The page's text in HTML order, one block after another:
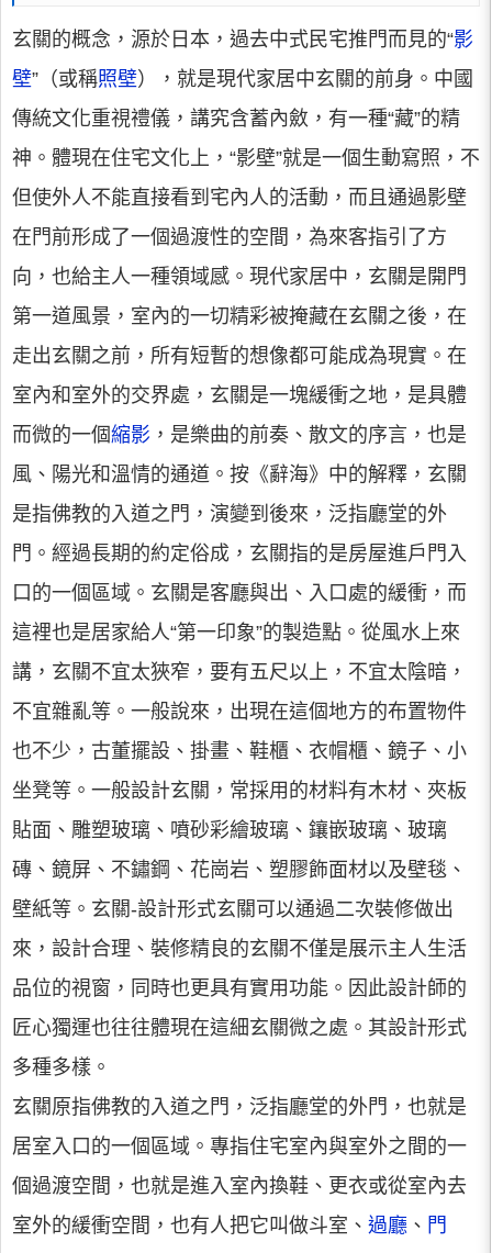
玄關的概念，源於日本，過去中式民宅推門而見的“影
壁”（或稱照壁），就是現代家居中玄關的前身。中國
傳統文化重視禮儀，講究含蓄內斂，有一種“藏”的精
神。體現在住宅文化上，“影壁”就是一個生動寫照，不
但使外人不能直接看到宅內人的活動，而且通過影壁
在門前形成了一個過渡性的空間，為來客指引了方
向，也給主人一種領域感。現代家居中，玄關是開門
第一道風景，室內的一切精彩被掩藏在玄關之後，在
走出玄關之前，所有短暫的想像都可能成為現實。在
室內和室外的交界處，玄關是一塊緩衝之地，是具體
而微的一個縮影 ，是樂曲的前奏、散文的序言，也是
風、陽光和溫情的通道。按《辭海》中的解釋，玄關
是指佛教的入道之門，演變到後來，泛指廳堂的外
門。經過長期的約定俗成，玄關指的是房屋進戶門入
口的一個區域。玄關是客廳與出、入口處的緩衝，而
這裡也是居家給人“第一印象”的製造點。從風水上來
講，玄關不宜太狹窄，要有五尺以上，不宜太陰暗，
不宜雜亂等。一般說來，出現在這個地方的布置物件
也不少，古董擺設、掛畫、鞋櫃、衣帽櫃、鏡子、小
坐凳等。一般設計玄關，常採用的材料有木材、夾板
貼面、雕塑玻璃、噴砂彩繪玻璃、鑲嵌玻璃、玻璃
磚、鏡屏、不鏽鋼、花崗岩、塑膠飾面材以及壁毯、
壁紙等。玄關-設計形式玄關可以通過二次裝修做出
來，設計合理、裝修精良的玄關不僅是展示主人生活
品位的視窗，同時也更具有實用功能。因此設計師的
匠心獨運也往往體現在這細玄關微之處。其設計形式
多種多樣。
玄關原指佛教的入道之門，泛指廳堂的外門，也就是
居室入口的一個區域。專指住宅室內與室外之間的一
個過渡空間，也就是進入室內換鞋、更衣或從室內去
室外的緩衝空間，也有人把它叫做斗室、 過廳 、 門